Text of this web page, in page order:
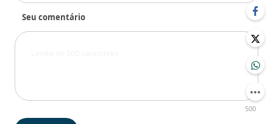
Seu comentário
500